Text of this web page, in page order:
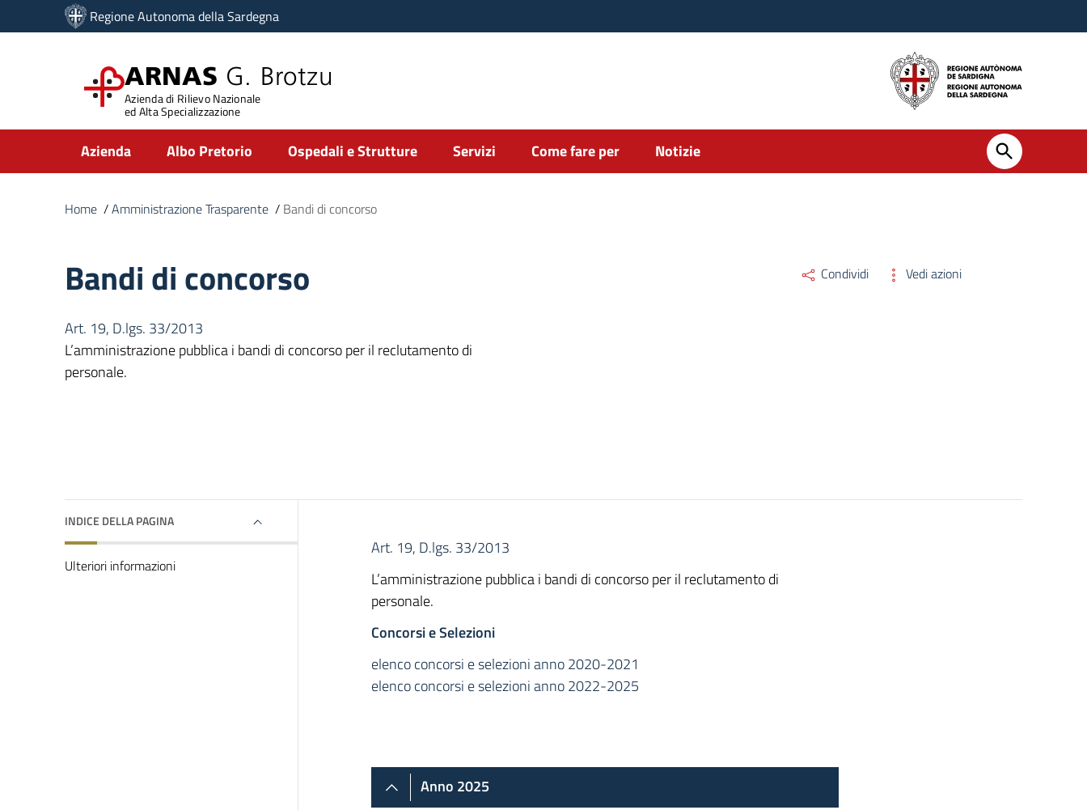
Vai ai contenuti
Vai al menu di navigazione
Regione Autonoma della Sardegna
ARNAS G. Brotzu
Azienda di Rilievo Nazionale
ed Alta Specializzazione
Submenu
Azienda Albo Pretorio Ospedali e Strutture Servizi Come fare per Notizie
Home /Amministrazione Trasparente / Bandi di concorso
Bandi di concorso
Art. 19, D.lgs. 33/2013
L’amministrazione pubblica i bandi di concorso per il reclutamento di
personale.
Condividi Vedi azioni
INDICE DELLA PAGINA
Ulteriori informazioni
Art. 19, D.lgs. 33/2013
L’amministrazione pubblica i bandi di concorso per il reclutamento di
personale.
Concorsi e Selezioni
elenco concorsi e selezioni anno 2020-2021
elenco concorsi e selezioni anno 2022-2025
Anno 2025